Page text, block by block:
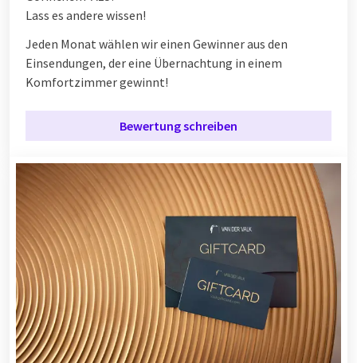
Lass es andere wissen!
Jeden Monat wählen wir einen Gewinner aus den
Einsendungen, der eine Übernachtung in einem
Komfortzimmer gewinnt!
Bewertung schreiben